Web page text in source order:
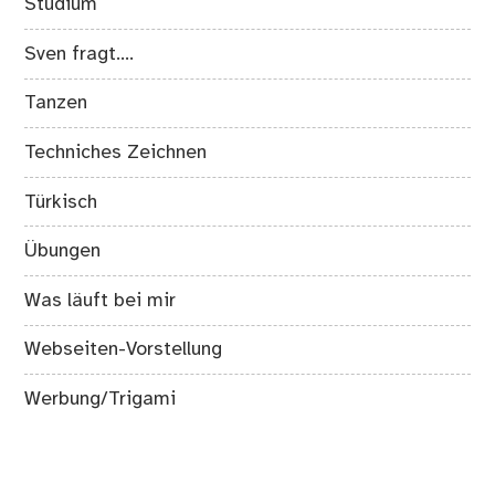
Studium
Sven fragt….
Tanzen
Techniches Zeichnen
Türkisch
Übungen
Was läuft bei mir
Webseiten-Vorstellung
Werbung/Trigami